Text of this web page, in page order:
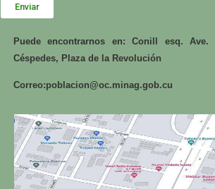
Enviar
Puede encontrarnos en: Conill esq. Ave.
Céspedes, Plaza de la Revolución
Correo:poblacion@oc.minag.gob.cu